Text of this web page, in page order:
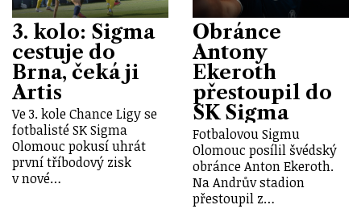
3. kolo: Sigma
cestuje do
Brna, čeká ji
Artis
Ve 3. kole Chance Ligy se
fotbalisté SK Sigma
Olomouc pokusí uhrát
první tříbodový zisk
v nové…
Obránce
Antony
Ekeroth
přestoupil do
SK Sigma
Fotbalovou Sigmu
Olomouc posílil švédský
obránce Anton Ekeroth.
Na Andrův stadion
přestoupil z…